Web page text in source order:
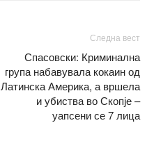
Следна вест
Спасовски: Криминална
група набавувала кокаин од
Латинска Америка, а вршела
и убиства во Скопје –
уапсени се 7 лица